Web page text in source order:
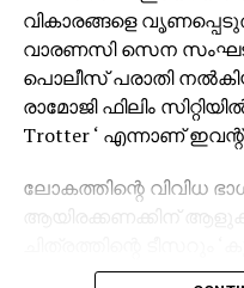
വികാരങ്ങളെ
വാരണസി സെന
പൊലീസ് പരാതി
രാമോജി ഫിലിം
Trotter ‘ എന്നാണ്
ലോകത്തിന്റെ വിവിധ
ആയിരക്കണക്കിന്
പുറത്തിറക്കിയിരുന്നു.